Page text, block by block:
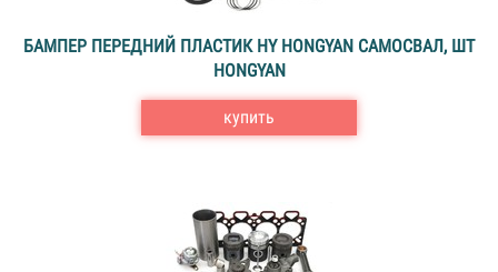
БАМПЕР ПЕРЕДНИЙ ПЛАСТИК HY HONGYAN САМОСВАЛ, ШТ
HONGYAN
купить